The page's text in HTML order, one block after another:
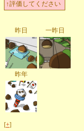
↑評価してください
昨日 一昨日
昨年
[+]